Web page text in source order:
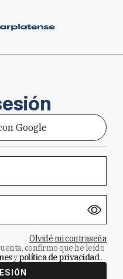
Google
Olvidé mi contraseña
confirmo que he leído
ypolítica de privacidad.